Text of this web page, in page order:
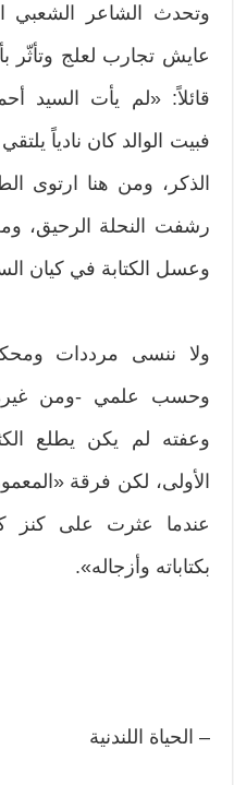
وتحدث الشاعر الشعبي
عايش تجارب لعلج وتأثّر
قائلاً: «لم يأت السيد
فبيت الوالد كان نادياً
الذكر، ومن هنا ارتوى
رشفت النحلة الرحيق،
وعسل الكتابة في كيان
ولا ننسى مرددات
وحسب علمي -ومن
وعفته لم يكن يطلع
الأولى، لكن فرقة
عندما عثرت على كنز
بكتاباته وأزجاله».
– الحياة اللندنية